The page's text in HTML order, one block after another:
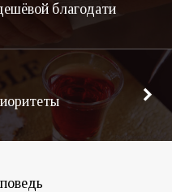
благодати